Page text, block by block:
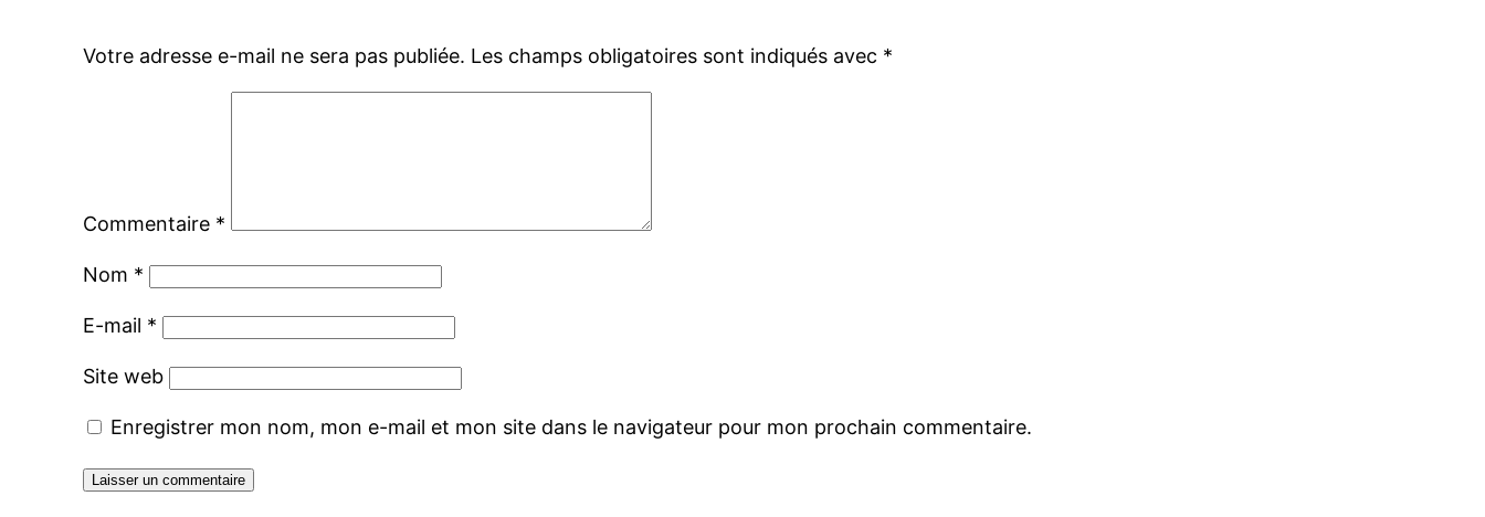
Votre adresse e-mail ne sera pas publiée. Les champs obligatoires sont indiqués avec *
Commentaire *
Nom *
E-mail *
Site web
Enregistrer mon nom, mon e-mail et mon site dans le navigateur pour mon prochain commentaire.